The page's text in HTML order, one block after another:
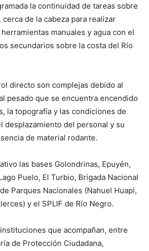
la continuidad de tareas sobre
de la cabeza para realizar
manuales y agua con el
secundarios sobre la costa del Río
directo son complejas debido al
pesado que se encuentra encendido
la topografía y las condiciones de
desplazamiento del personal y su
de material rodante.
las bases Golondrinas, Epuyén,
Puelo, El Turbio, Brigada Nacional
Parques Nacionales (Nahuel Huapi,
y el SPLIF de Río Negro.
que acompañan, entre
de Protección Ciudadana,